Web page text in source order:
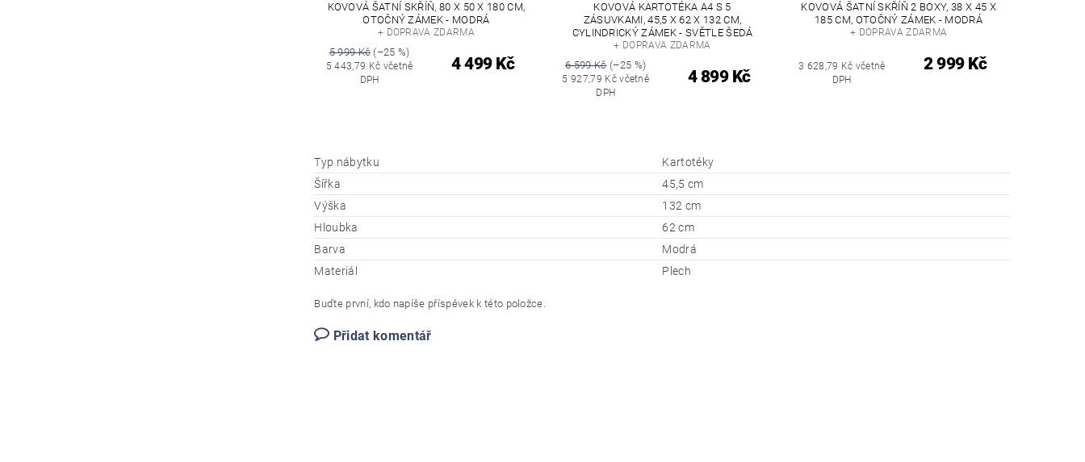
KOVOVÁ ŠATNÍ SKŘÍŇ, 80 X 50 X 180 CM,
OTOČNÝ ZÁMEK - MODRÁ
+ DOPRAVA ZDARMA
5 999 Kč(–25 %)
5 443,79 Kč včetně
DPH
4 499 Kč
KOVOVÁ KARTOTÉKA A4 S 5
ZÁSUVKAMI, 45,5 X 62 X 132 CM,
CYLINDRICKÝ ZÁMEK - SVĚTLE ŠEDÁ
+ DOPRAVA ZDARMA
6 599 Kč(–25 %)
5 927,79 Kč včetně
DPH
4 899 Kč
KOVOVÁ ŠATNÍ SKŘÍŇ 2 BOXY, 38 X 45 X
185 CM, OTOČNÝ ZÁMEK - MODRÁ
+ DOPRAVA ZDARMA
3 628,79 Kč včetně
DPH
2 999 Kč
Typ nábytku
Kartotéky
Šířka
45,5 cm
Výška
132 cm
Hloubka
62 cm
Barva
Modrá
Materiál
Plech
Buďte první, kdo napíše příspěvek k této položce.
Přidat komentář